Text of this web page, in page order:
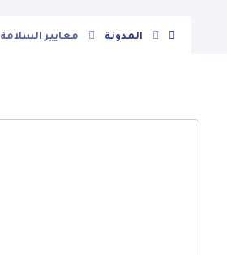
المدونة معايير السلامة